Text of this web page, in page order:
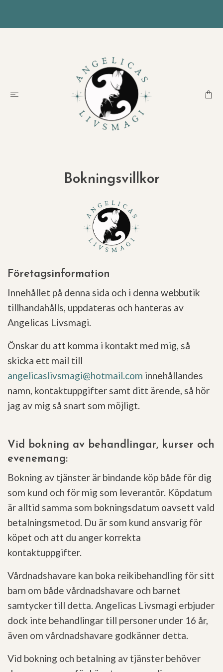
Bokningsvillkor
Företagsinformation
Innehållet på denna sida och i denna webbutik
tillhandahålls, uppdateras och hanteras av
Angelicas Livsmagi.
Önskar du att komma i kontakt med mig, så
skicka ett mail till
angelicaslivsmagi@hotmail.com innehållandes
namn, kontaktuppgifter samt ditt ärende, så hör
jag av mig så snart som möjligt.
Vid bokning av behandlingar, kurser och
evenemang:
Bokning av tjänster är bindande köp både för dig
som kund och för mig som leverantör. Köpdatum
är alltid samma som bokningsdatum oavsett vald
betalningsmetod. Du är som kund ansvarig för
köpet och att du anger korrekta
kontaktuppgifter.
Vårdnadshavare kan boka reikibehandling för sitt
barn om både vårdnadshavare och barnet
samtycker till detta. Angelicas Livsmagi erbjuder
dock inte behandlingar till personer under 16 år,
även om vårdnadshavare godkänner detta.
Vid bokning och betalning av tjänster behöver